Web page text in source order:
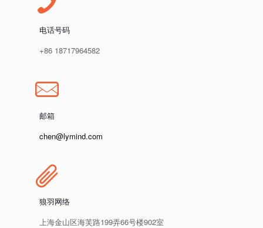
电话号码
+86 18717964582
邮箱
chen@lymind.com
狼羽网络
上海金山区海芙路199弄66号楼902室